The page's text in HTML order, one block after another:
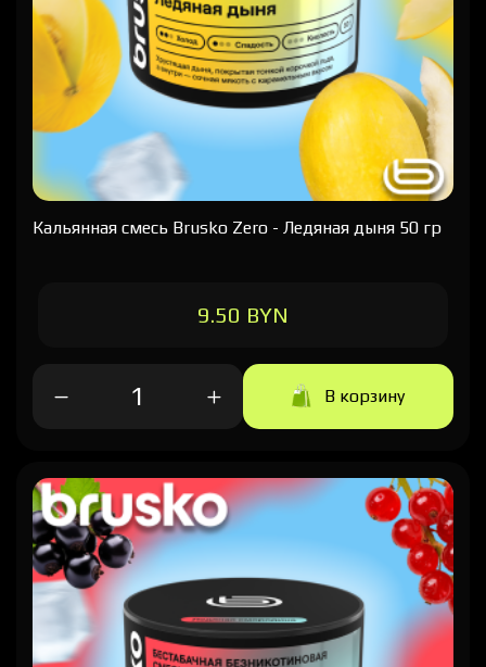
Кальянная cмесь Brusko Zero - Ледяная дыня 50 гр
9.50 BYN
В корзину